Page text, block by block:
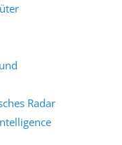
Radar